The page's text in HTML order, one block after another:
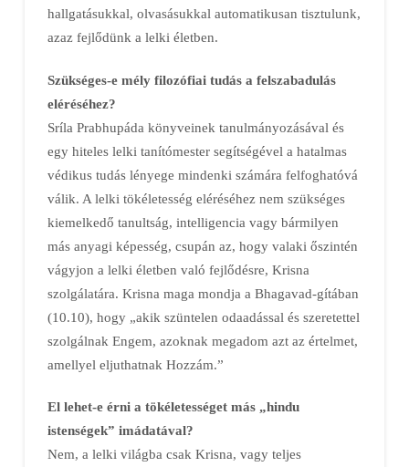
hallgatásukkal, olvasásukkal automatikusan tisztulunk,
azaz fejlődünk a lelki életben.
Szükséges-e mély filozófiai tudás a felszabadulás
eléréséhez?
Sríla Prabhupáda könyveinek tanulmányozásával és
egy hiteles lelki tanítómester segítségével a hatalmas
védikus tudás lényege mindenki számára felfoghatóvá
válik. A lelki tökéletesség eléréséhez nem szükséges
kiemelkedő tanultság, intelligencia vagy bármilyen
más anyagi képesség, csupán az, hogy valaki őszintén
vágyjon a lelki életben való fejlődésre, Krisna
szolgálatára. Krisna maga mondja a Bhagavad-gítában
(10.10), hogy „akik szüntelen odaadással és szeretettel
szolgálnak Engem, azoknak megadom azt az értelmet,
amellyel eljuthatnak Hozzám.”
El lehet-e érni a tökéletességet más „hindu
istenségek” imádatával?
Nem, a lelki világba csak Krisna, vagy teljes